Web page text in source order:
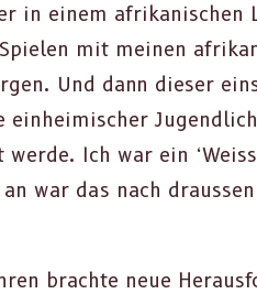
in einem
mit meinen
Und dann dieser
Ich war ein
war das nach
brachte neue